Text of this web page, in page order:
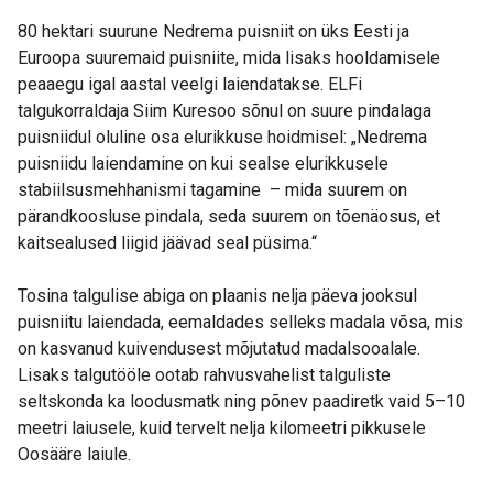
80 hektari suurune Nedrema puisniit on üks Eesti ja
Euroopa suuremaid puisniite, mida lisaks hooldamisele
peaaegu igal aastal veelgi laiendatakse. ELFi
talgukorraldaja Siim Kuresoo sõnul on suure pindalaga
puisniidul oluline osa elurikkuse hoidmisel: „Nedrema
puisniidu laiendamine on kui sealse elurikkusele
stabiilsusmehhanismi tagamine – mida suurem on
pärandkoosluse pindala, seda suurem on tõenäosus, et
kaitsealused liigid jäävad seal püsima.“
Tosina talgulise abiga on plaanis nelja päeva jooksul
puisniitu laiendada, eemaldades selleks madala võsa, mis
on kasvanud kuivendusest mõjutatud madalsooalale.
Lisaks talgutööle ootab rahvusvahelist talguliste
seltskonda ka loodusmatk ning põnev paadiretk vaid 5–10
meetri laiusele, kuid tervelt nelja kilomeetri pikkusele
Oosääre laiule.